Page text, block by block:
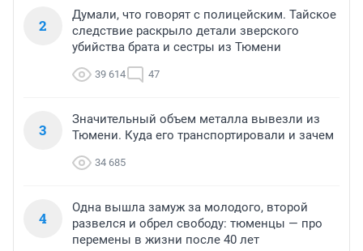
2
Думали, что говорят с полицейским. Тайское
следствие раскрыло детали зверского
убийства брата и сестры из Тюмени
39 614 47
3
Значительный объем металла вывезли из
Тюмени. Куда его транспортировали и зачем
34 685
4
Одна вышла замуж за молодого, второй
развелся и обрел свободу: тюменцы — про
перемены в жизни после 40 лет